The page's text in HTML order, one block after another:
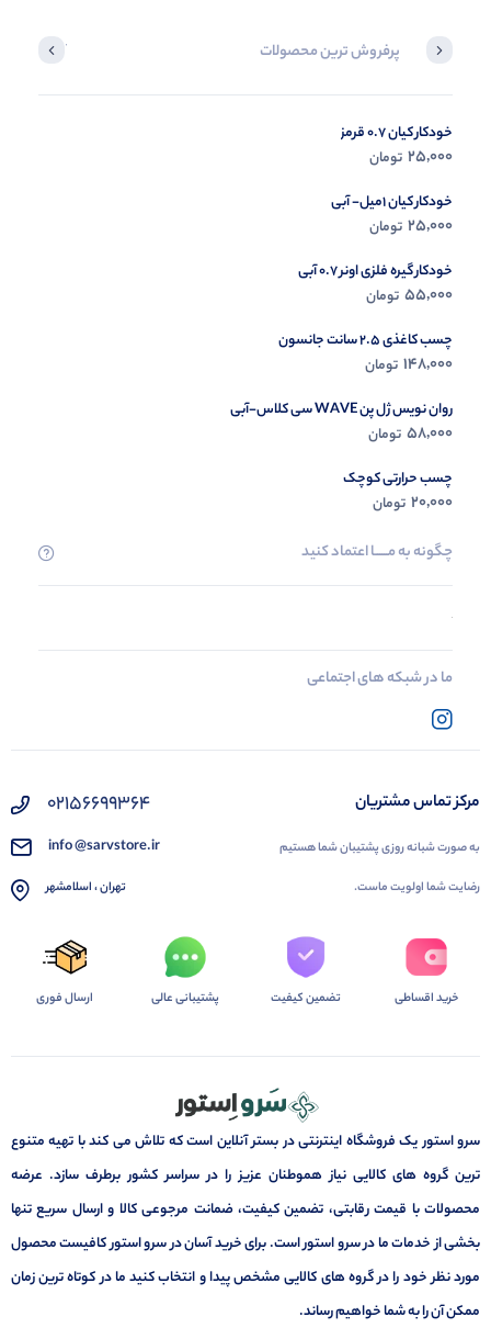
پرفروش ترین محصولات آخرین
خودکار کیان 0.7 قرمز
25,000 تومان
خودکار کیان 1میل- آبی
25,000 تومان
خودکار گیره فلزی اونر 0.7 آبی
55,000 تومان
چسب کاغذی 2.5 سانت جانسون
148,000 تومان
روان نویس ژل پن WAVE سی کلاس-آبی
58,000 تومان
چسب حرارتی کوچک
20,000 تومان
چگونه به مــــــا اعتماد کنید
ما در شبکه های اجتماعی
مرکز تماس مشتریان
به صورت شبانه روزی پشتیبان شما هستیم
رضایت شما اولویت ماست.
02156699364
info @sarvstore.ir
تهران ، اسلامشهر
خرید اقساطی تضمین کیفیت پشتیبانی عالی ارسال فوری
سرو استور یک فروشگاه اینترنتی در بستر آنلاین است که تلاش می کند با تهیه متنوع
ترین گروه های کالایی نیاز هموطنان عزیز را در سراسر کشور برطرف سازد. عرضه
محصولات با قیمت رقابتی، تضمین کیفیت، ضمانت مرجوعی کالا و ارسال سریع تنها
بخشی از خدمات ما در سرو استور است. برای خرید آسان در سرو استور کافیست محصول
مورد نظر خود را در گروه های کالایی مشخص پیدا و انتخاب کنید ما در کوتاه ترین زمان
ممکن آن را به شما خواهیم رساند.